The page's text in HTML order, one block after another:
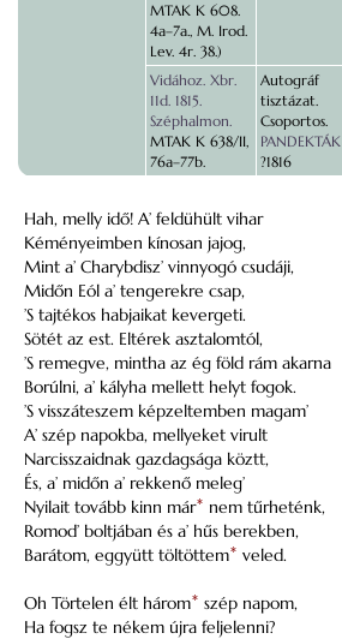
MTAK K 608.
4a–7a., M. Irod.
Lev. 4r. 38.)
Vidához. Xbr.
11d. 1815.
Széphalmon.
MTAK K 638/II,
76a–77b.
Autográf
tisztázat.
Csoportos.
PANDEKTÁK
?1816
Hah, melly idő! A’ feldühült vihar
Kéményeimben kínosan jajog,
Mint a’ Charybdisz’ vinnyogó csudáji,
Midőn Eól a’ tengerekre csap,
’S tajtékos habjaikat kevergeti.
Sötét az est. Eltérek asztalomtól,
’S remegve, mintha az ég föld rám akarna
Borúlni, a’ kályha mellett helyt fogok.
’S visszáteszem képzeltemben magam’
A’ szép napokba, mellyeket virult
Narcisszaidnak gazdagsága köztt,
És, a’ midőn a’ rekkenő meleg’
Nyilait tovább kinn már* nem tűrheténk,
Romod’ boltjában és a’ hűs berekben,
Barátom, eggyütt töltöttem* veled.
Oh Törtelen élt három* szép napom,
Ha fogsz te nékem újra feljelenni?